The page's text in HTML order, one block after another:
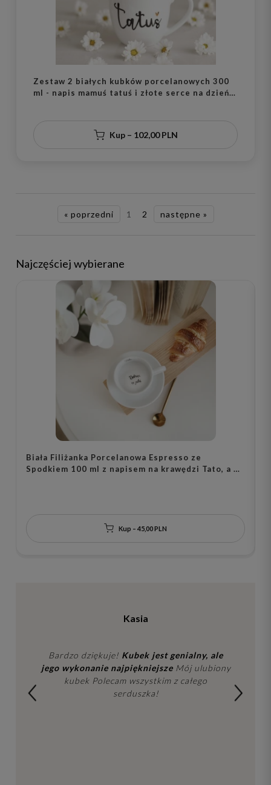
Zestaw 2 białych kubków porcelanowych 300
ml - napis mamuś tatuś i złote serce na dzień
Kup – 102,00 PLN
« poprzedni 1 2 następne »
Najczęściej wybierane
Biała Filiżanka Porcelanowa Espresso ze
Spodkiem 100 ml z napisem na krawędzi Tato, a na
Kup – 45,00 PLN
Kasia
Bardzo dziękuje! Kubek jest genialny, ale
jego wykonanie najpiękniejszeMój ulubiony
kubek Polecam wszystkim z całego
serduszka!